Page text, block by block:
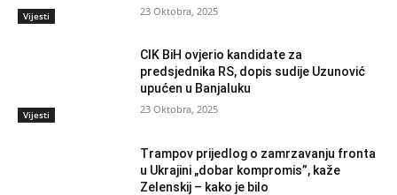
Vijesti 23 Oktobra, 2025
Vijesti
CIK BiH ovjerio kandidate za
predsjednika RS, dopis sudije Uzunović
upućen u Banjaluku
23 Oktobra, 2025
Trampov prijedlog o zamrzavanju fronta
u Ukrajini „dobar kompromis”, kaže
Zelenskij – kako je bilo